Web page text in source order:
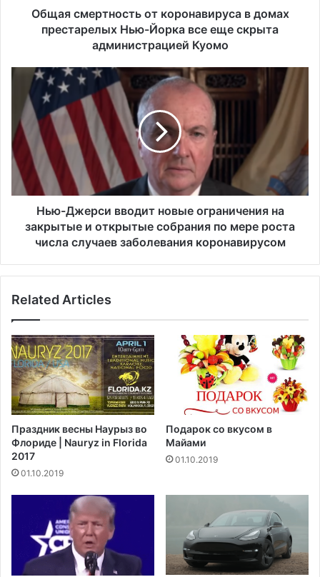
к
о
р
у
а
о
м
а
х
п
р
е
с
т
а
Общая смертность от коронавируса в домах
престарелых Нью-Йорка все еще скрыта
администрацией Куомо
Д
ж
е
с
т
в
ы
е
о
г
а
н
ч
е
Нью-Джерси вводит новые ограничения на
закрытые и открытые собрания по мере роста
числа случаев заболевания коронавирусом
Related Articles
Праздник весны Наурыз во
Флориде | Nauryz in Florida
2017
01.10.2019
Подарок со вкусом в
Майами
01.10.2019